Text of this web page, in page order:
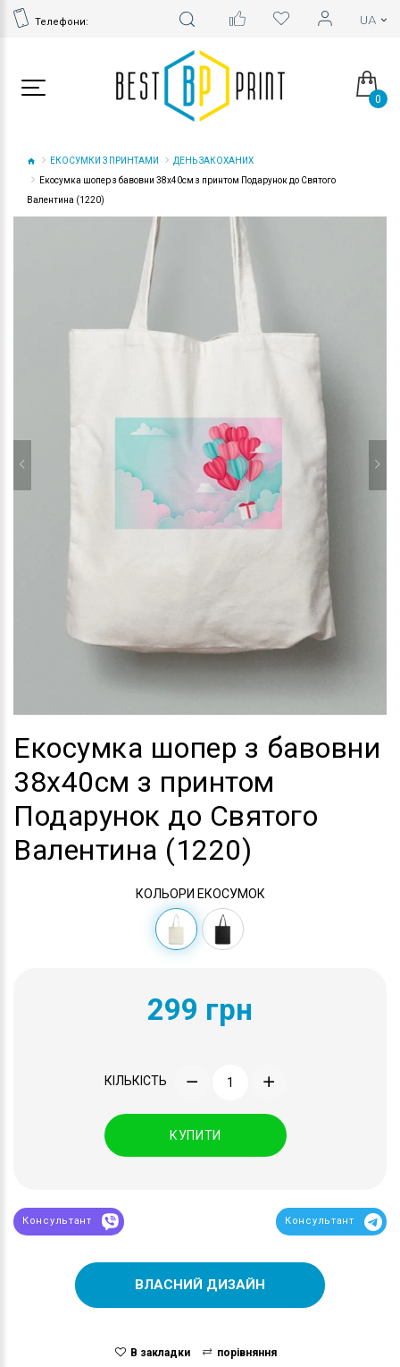
Телефони:
0
ЕКОСУМКИ З ПРИНТАМИ
ДЕНЬ ЗАКОХАНИХ
Екосумка шопер з бавовни 38х40см з принтом Подарунок до Святого
Валентина (1220)
Екосумка шопер з бавовни
38х40см з принтом
Подарунок до Святого
Валентина (1220)
КОЛЬОРИ ЕКОСУМОК
299 грн
КІЛЬКІСТЬ
КУПИТИ
Консультант Консультант
ВЛАСНИЙ ДИЗАЙН
В закладки порівняння